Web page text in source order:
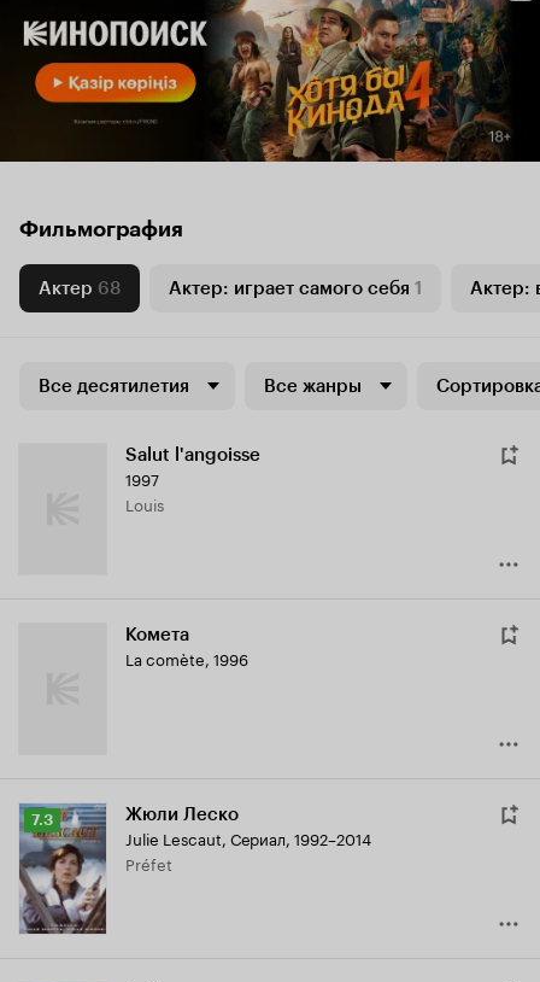
Фильмография
Актер 68 Актер: играет самого себя 1 Актер:
Все десятилетия Все жанры
Salut l'angoisse
1997
Louis
Комета
La comète, 1996
Рейтинг
Кинопоиска
7.3
7.3 Жюли Леско
Julie Lescaut, Сериал, 1992–2014
Préfet